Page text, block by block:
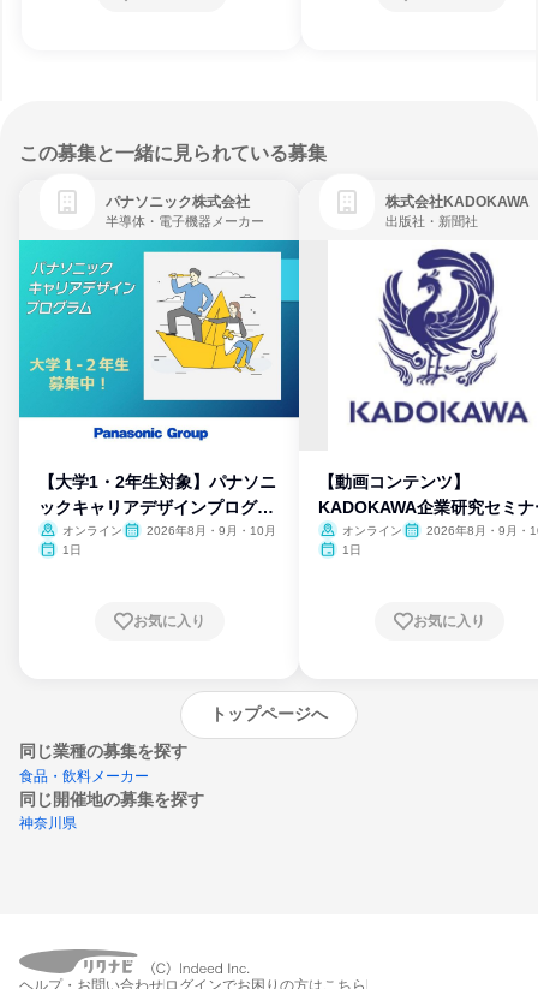
この募集と一緒に見られている募集
パナソニック株式会社
半導体・電子機器メーカー
【大学1・2年生対象】パナソニ
ックキャリアデザインプログラ
ム
オンライン
2026年8月・9月・10月
1日
お気に入り
株式会社KADOKAWA
出版社・新聞社
【動画コンテンツ】
KADOKAWA企業研究セミナ
オンライン
2026年8月・9月・
1日
お気に入り
トップページへ
同じ業種の募集を探す
食品・飲料メーカー
同じ開催地の募集を探す
神奈川県
エントリーするとプログラムの詳細案内を
ヘルプ・お問い合わせ ログインでお困りの方はこちら